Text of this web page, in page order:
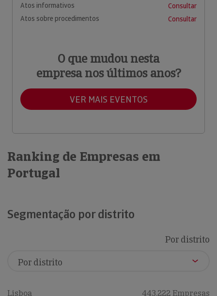
Atos informativos
Consultar
Atos sobre procedimentos
Consultar
O que mudou nesta
empresa nos últimos anos?
VER MAIS EVENTOS
Ranking de Empresas em
Portugal
Segmentação por distrito
Por distrito
Lisboa 443,222 Empresas